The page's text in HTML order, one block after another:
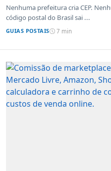
Nenhuma prefeitura cria CEP.
código postal do Brasil sai ...
GUIAS POSTAIS 7 min